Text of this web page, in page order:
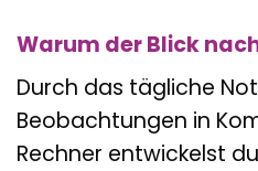
Warum der Blick
Durch das tägliche
Beobachtungen in
Rechner entwickelst